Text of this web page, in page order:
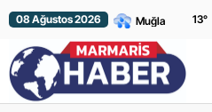
08 Ağustos 2026 13°